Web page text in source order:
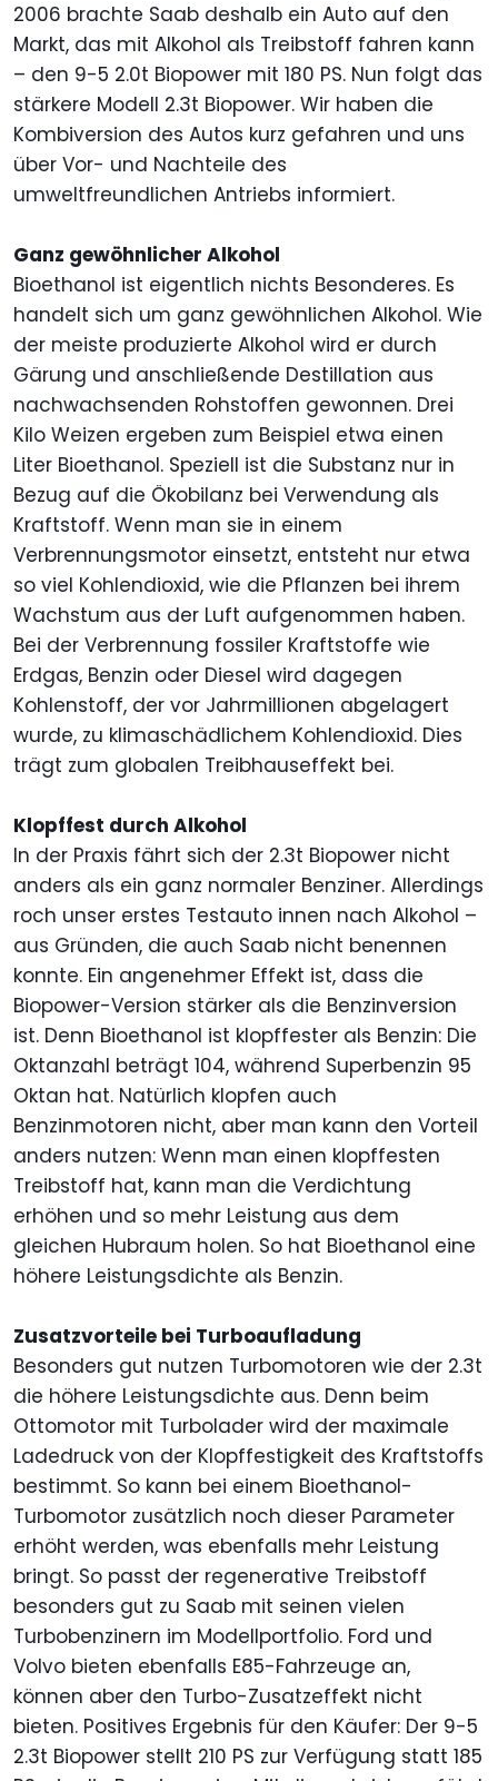
2006 brachte Saab deshalb ein Auto auf den
Markt, das mit Alkohol als Treibstoff fahren kann
– den 9-5 2.0t Biopower mit 180 PS. Nun folgt das
stärkere Modell 2.3t Biopower. Wir haben die
Kombiversion des Autos kurz gefahren und uns
über Vor- und Nachteile des
umweltfreundlichen Antriebs informiert.
Ganz gewöhnlicher Alkohol
Bioethanol ist eigentlich nichts Besonderes. Es
handelt sich um ganz gewöhnlichen Alkohol. Wie
der meiste produzierte Alkohol wird er durch
Gärung und anschließende Destillation aus
nachwachsenden Rohstoffen gewonnen. Drei
Kilo Weizen ergeben zum Beispiel etwa einen
Liter Bioethanol. Speziell ist die Substanz nur in
Bezug auf die Ökobilanz bei Verwendung als
Kraftstoff. Wenn man sie in einem
Verbrennungsmotor einsetzt, entsteht nur etwa
so viel Kohlendioxid, wie die Pflanzen bei ihrem
Wachstum aus der Luft aufgenommen haben.
Bei der Verbrennung fossiler Kraftstoffe wie
Erdgas, Benzin oder Diesel wird dagegen
Kohlenstoff, der vor Jahrmillionen abgelagert
wurde, zu klimaschädlichem Kohlendioxid. Dies
trägt zum globalen Treibhauseffekt bei.
Klopffest durch Alkohol
In der Praxis fährt sich der 2.3t Biopower nicht
anders als ein ganz normaler Benziner. Allerdings
roch unser erstes Testauto innen nach Alkohol –
aus Gründen, die auch Saab nicht benennen
konnte. Ein angenehmer Effekt ist, dass die
Biopower-Version stärker als die Benzinversion
ist. Denn Bioethanol ist klopffester als Benzin: Die
Oktanzahl beträgt 104, während Superbenzin 95
Oktan hat. Natürlich klopfen auch
Benzinmotoren nicht, aber man kann den Vorteil
anders nutzen: Wenn man einen klopffesten
Treibstoff hat, kann man die Verdichtung
erhöhen und so mehr Leistung aus dem
gleichen Hubraum holen. So hat Bioethanol eine
höhere Leistungsdichte als Benzin.
Zusatzvorteile bei Turboaufladung
Besonders gut nutzen Turbomotoren wie der 2.3t
die höhere Leistungsdichte aus. Denn beim
Ottomotor mit Turbolader wird der maximale
Ladedruck von der Klopffestigkeit des Kraftstoffs
bestimmt. So kann bei einem Bioethanol-
Turbomotor zusätzlich noch dieser Parameter
erhöht werden, was ebenfalls mehr Leistung
bringt. So passt der regenerative Treibstoff
besonders gut zu Saab mit seinen vielen
Turbobenzinern im Modellportfolio. Ford und
Volvo bieten ebenfalls E85-Fahrzeuge an,
können aber den Turbo-Zusatzeffekt nicht
bieten. Positives Ergebnis für den Käufer: Der 9-5
2.3t Biopower stellt 210 PS zur Verfügung statt 185